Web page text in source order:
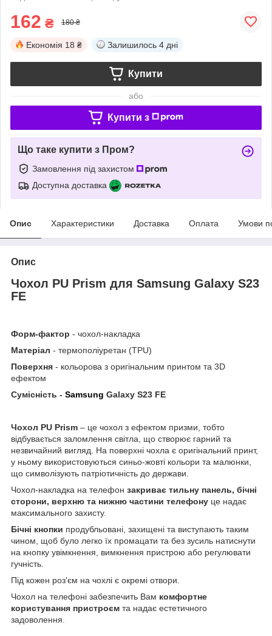
162 ₴ 180 ₴
Економія 18 ₴ Залишилось 4 дні
Купити
або
Купити з
Що таке купити з Пром?
Замовлення під захистом
Доступна доставка
Опис Характеристики Доставка Оплата Умови
Опис
Чохол PU Prism для Samsung Galaxy S23
FE
Форм-фактор - чохол-накладка
Матеріал - термополіуретан (TPU)
Поверхня - кольорова з оригінальним принтом та 3D
ефектом
Сумісність - Samsung Galaxy S23 FE
Чохол PU Prism – це чохол з ефектом призми, тобто
відбувається заломлення світла, що створює гарний та
незвичайний вигляд. На поверхні чохла є оригінальний принт,
у ньому використовуються синьо-жовті кольори та малюнки,
що символізують патріотичність до держави.
Чохол-накладка на телефон закриває тильну панель, бічні
сторони, верхню та нижню частини телефону це надає
максимального захисту.
Бічні кнопки продубльовані, захищені та виступають таким
чином, щоб було легко їх промацати та без зусиль натиснути
на кнопку увімкнення, вимкнення пристрою або регулювати
гучність.
Під кожен роз'єм на чохлі є окремі отвори.
Чохол на телефоні забезпечить Вам комфортне
користування пристроєм та надає естетичного
задоволення.